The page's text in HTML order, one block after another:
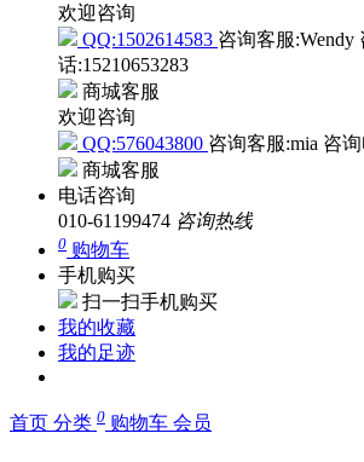
欢迎咨询
QQ:1502614583 咨询客服:Wendy
话:15210653283
商城客服
欢迎咨询
QQ:576043800 咨询客服:mia 咨询
商城客服
电话咨询
010-61199474 咨询热线
0 购物车
手机购买
扫一扫手机购买
我的收藏
我的足迹
首页 分类 0 购物车 会员